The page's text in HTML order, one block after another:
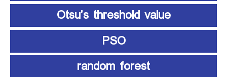
Otsu’s threshold value
PSO
random forest